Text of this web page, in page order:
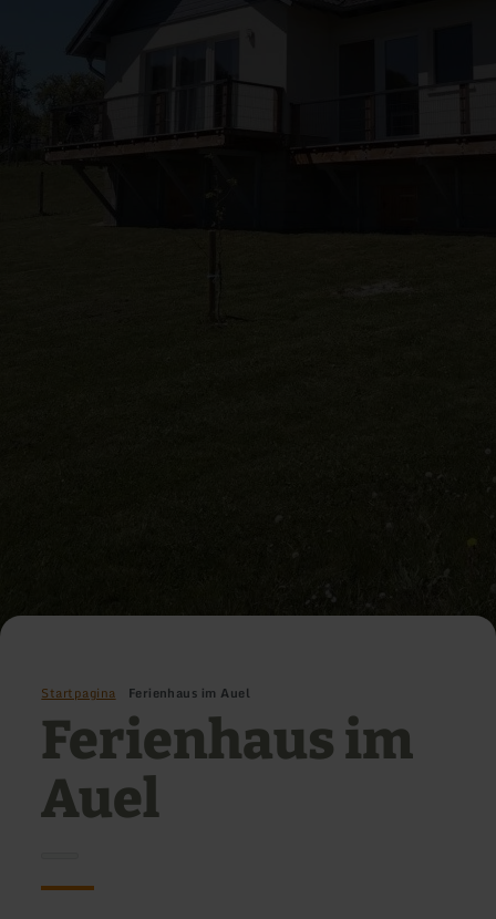
Startpagina Ferienhaus im Auel
Ferienhaus im
Auel